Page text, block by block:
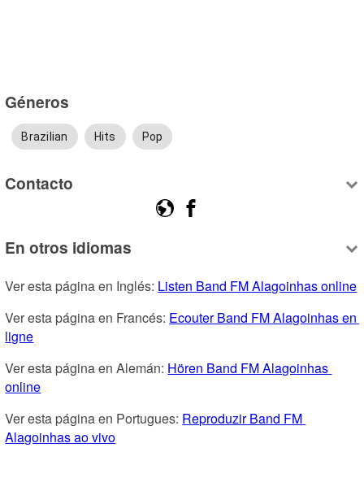
Géneros
Brazilian Hits Pop
Contacto
En otros idiomas
Ver esta página en Inglés: Listen Band FM Alagoinhas online
Ver esta página en Francés: Ecouter Band FM Alagoinhas en
ligne
Ver esta página en Alemán: Hören Band FM Alagoinhas
online
Ver esta página en Portugues: Reproduzir Band FM
Alagoinhas ao vivo